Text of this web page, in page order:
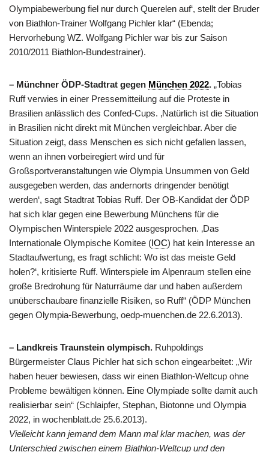
Olympiabewerbung fiel nur durch Querelen auf‘, stellt der Bruder
von Biathlon-Trainer Wolfgang Pichler klar“ (Ebenda;
Hervorhebung WZ. Wolfgang Pichler war bis zur Saison
2010/2011 Biathlon-Bundestrainer).
– Münchner ÖDP-Stadtrat gegen München 2022. „Tobias
Ruff verwies in einer Pressemitteilung auf die Proteste in
Brasilien anlässlich des Confed-Cups. ‚Natürlich ist die Situation
in Brasilien nicht direkt mit München vergleichbar. Aber die
Situation zeigt, dass Menschen es sich nicht gefallen lassen,
wenn an ihnen vorbeiregiert wird und für
Großsportveranstaltungen wie Olympia Unsummen von Geld
ausgegeben werden, das andernorts dringender benötigt
werden‘, sagt Stadtrat Tobias Ruff. Der OB-Kandidat der ÖDP
hat sich klar gegen eine Bewerbung Münchens für die
Olympischen Winterspiele 2022 ausgesprochen. ‚Das
Internationale Olympische Komitee (IOC) hat kein Interesse an
Stadtaufwertung, es fragt schlicht: Wo ist das meiste Geld
holen?‘, kritisierte Ruff. Winterspiele im Alpenraum stellen eine
große Bredrohung für Naturräume dar und haben außerdem
unüberschaubare finanzielle Risiken, so Ruff“ (ÖDP München
gegen Olympia-Bewerbung, oedp-muenchen.de 22.6.2013).
– Landkreis Traunstein olympisch. Ruhpoldings
Bürgermeister Claus Pichler hat sich schon eingearbeitet: „Wir
haben heuer bewiesen, dass wir einen Biathlon-Weltcup ohne
Probleme bewältigen können. Eine Olympiade sollte damit auch
realisierbar sein“ (Schlaipfer, Stephan, Biotonne und Olympia
2022, in wochenblatt.de 25.6.2013).
Vielleicht kann jemand dem Mann mal klar machen, was der
Unterschied zwischen einem Biathlon-Weltcup und den